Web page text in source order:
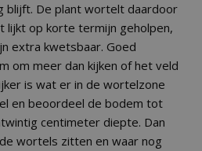
blijft. De plant wortelt daardoor
lijkt op korte termijn geholpen,
extra kwetsbaar. Goed
om meer dan kijken of het veld
is wat er in de wortelzone
en beoordeel de bodem tot
centimeter diepte. Dan
wortels zitten en waar nog